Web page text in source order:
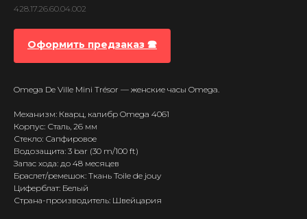
428.17.26.60.04.002
Оформить предзаказ 🕿
Omega De Ville Mini Trésor — женские часы Omega.
Механизм: Кварц, калибр Omega 4061
Корпус: Сталь, 26 мм
Стекло: Сапфировое
Водозащита: 3 bar (30 m/100 ft)
Запас хода: до 48 месяцев
Браслет/ремешок: Ткань Toile de jouy
Циферблат: Белый
Страна-производитель: Швейцария